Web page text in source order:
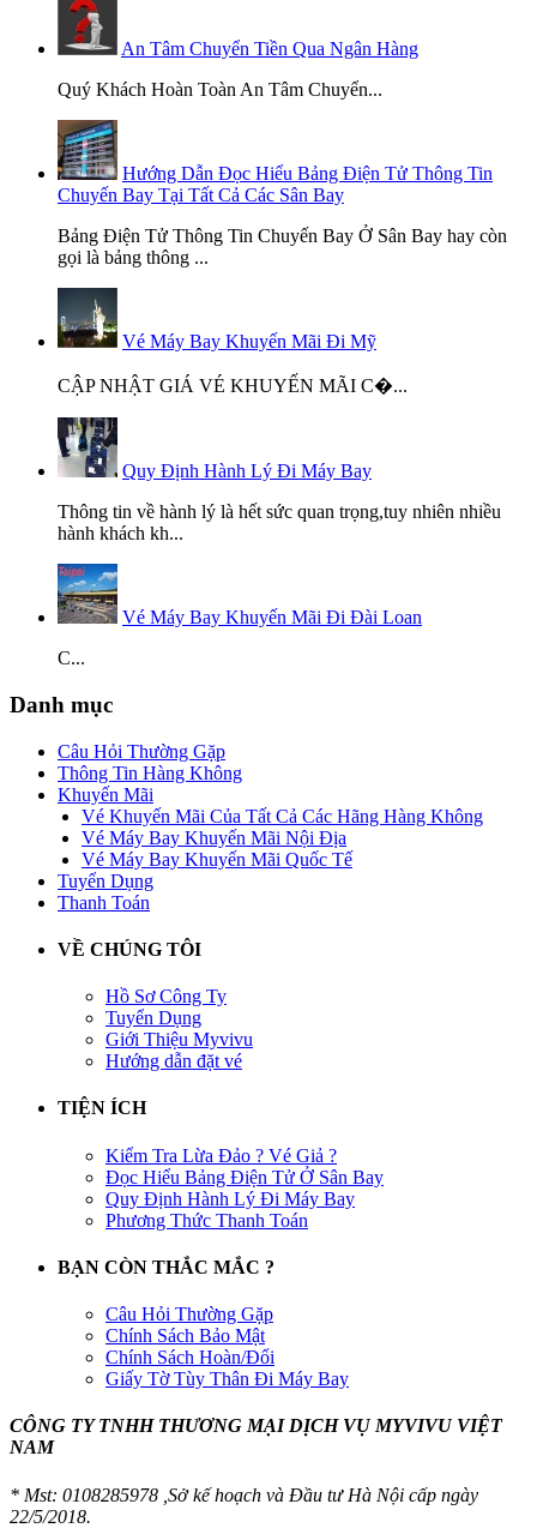
An Tâm Chuyển Tiền Qua Ngân Hàng
Quý Khách Hoàn Toàn An Tâm Chuyển...
Hướng Dẫn Đọc Hiểu Bảng Điện Tử Thông Tin
Chuyến Bay Tại Tất Cả Các Sân Bay
Bảng Điện Tử Thông Tin Chuyến Bay Ở Sân Bay hay còn
gọi là bảng thông ...
Vé Máy Bay Khuyến Mãi Đi Mỹ
CẬP NHẬT GIÁ VÉ KHUYẾN MÃI C�...
Quy Định Hành Lý Đi Máy Bay
Thông tin về hành lý là hết sức quan trọng,tuy nhiên nhiều
hành khách kh...
Vé Máy Bay Khuyến Mãi Đi Đài Loan
C...
Danh mục
Câu Hỏi Thường Gặp
Thông Tin Hàng Không
Khuyến Mãi
Vé Khuyến Mãi Của Tất Cả Các Hãng Hàng Không
Vé Máy Bay Khuyến Mãi Nội Địa
Vé Máy Bay Khuyến Mãi Quốc Tế
Tuyển Dụng
Thanh Toán
VỀ CHÚNG TÔI
Hồ Sơ Công Ty
Tuyển Dụng
Giới Thiệu Myvivu
Hướng dẫn đặt vé
TIỆN ÍCH
Kiểm Tra Lừa Đảo ? Vé Giả ?
Đọc Hiểu Bảng Điện Tử Ở Sân Bay
Quy Định Hành Lý Đi Máy Bay
Phương Thức Thanh Toán
BẠN CÒN THẮC MẮC ?
Câu Hỏi Thường Gặp
Chính Sách Bảo Mật
Chính Sách Hoàn/Đổi
Giấy Tờ Tùy Thân Đi Máy Bay
CÔNG TY TNHH THƯƠNG MẠI DỊCH VỤ MYVIVU VIỆT
NAM
* Mst: 0108285978 ,Sở kế hoạch và Đầu tư Hà Nội cấp ngày
22/5/2018.